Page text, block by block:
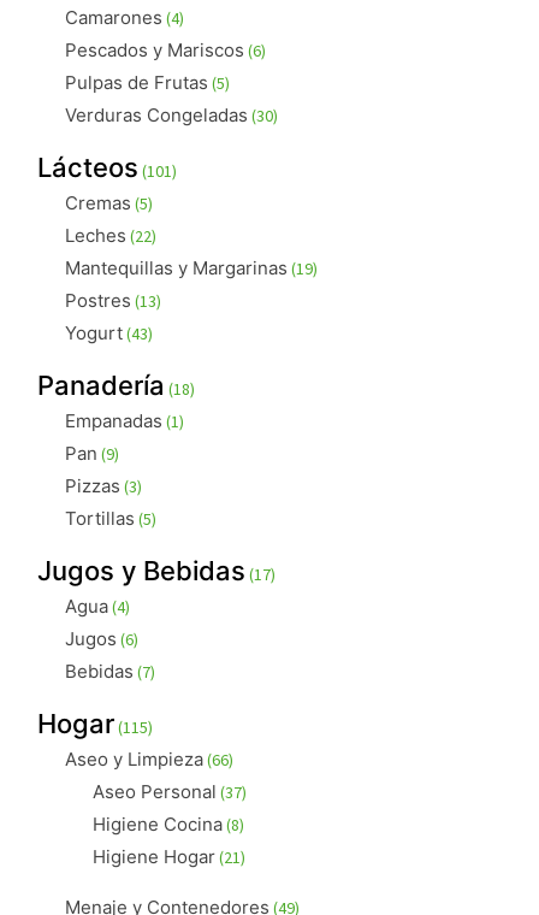
Camarones 44
productos
Pescados y Mariscos 66
Pulpas de Frutas 55
productos
Verduras Congeladas 3030
Lácteos 101101
productos
Cremas 55
productos
Leches 2222
productos
Mantequillas y Margarinas 1919
Postres 1313
Yogurt 4343
Panadería 1818
productos
Empanadas 11
Pan 99
productos
Pizzas 33
productos
Tortillas 55
Jugos y Bebidas 1717
productos
Agua 44
productos
Jugos 66
productos
Bebidas 77
Hogar 115115
productos
Aseo y Limpieza 6666
productos
Aseo Personal 3737
productos
Higiene Cocina 88
productos
Higiene Hogar 2121
Menaje y Contenedores 4949